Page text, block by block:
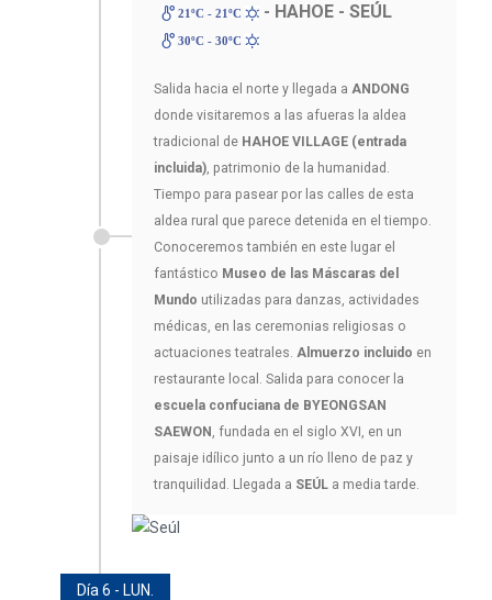
21ºC - 21ºC - HAHOE - SEÚL
30ºC - 30ºC
Salida hacia el norte y llegada a ANDONG
donde visitaremos a las afueras la aldea
tradicional de HAHOE VILLAGE (entrada
incluida), patrimonio de la humanidad.
Tiempo para pasear por las calles de esta
aldea rural que parece detenida en el tiempo.
Conoceremos también en este lugar el
fantástico Museo de las Máscaras del
Mundo utilizadas para danzas, actividades
médicas, en las ceremonias religiosas o
actuaciones teatrales. Almuerzo incluido en
restaurante local. Salida para conocer la
escuela confuciana de BYEONGSAN
SAEWON , fundada en el siglo XVI, en un
paisaje idílico junto a un río lleno de paz y
tranquilidad. Llegada a SEÚL a media tarde.
Día 6 - LUN.